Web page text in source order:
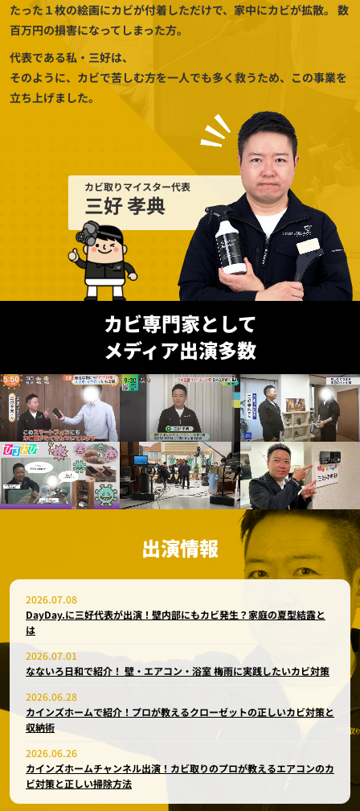
たった１枚の絵画にカビが付着しただけで、家中にカビが拡散。 数
百万円の損害になってしまった方。
代表である私・三好は、
そのように、カビで苦しむ方を一人でも多く救うため、この事業を
立ち上げました。
カビ取りマイスター代表
三好 孝典
カビ専門家として
メディア出演多数
出演情報
2026.07.08
DayDay.に三好代表が出演！壁内部にもカビ発生？家庭の夏型結露と
は
2026.07.01
なないろ日和で紹介！ 壁・エアコン・浴室 梅雨に実践したいカビ対策
2026.06.28
カインズホームで紹介！プロが教えるクローゼットの正しいカビ対策と
収納術
2026.06.26
カインズホームチャンネル出演！カビ取りのプロが教えるエアコンのカ
ビ対策と正しい掃除方法